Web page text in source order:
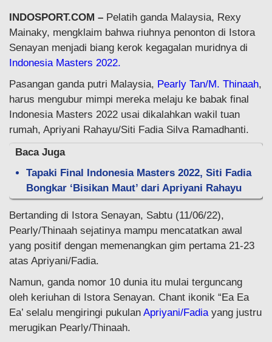
INDOSPORT.COM – Pelatih ganda Malaysia, Rexy
Mainaky, mengklaim bahwa riuhnya penonton di Istora
Senayan menjadi biang kerok kegagalan muridnya di
Indonesia Masters 2022.
Pasangan ganda putri Malaysia, Pearly Tan/M. Thinaah,
harus mengubur mimpi mereka melaju ke babak final
Indonesia Masters 2022 usai dikalahkan wakil tuan
rumah, Apriyani Rahayu/Siti Fadia Silva Ramadhanti.
Baca Juga
Tapaki Final Indonesia Masters 2022, Siti Fadia
Bongkar ‘Bisikan Maut’ dari Apriyani Rahayu
Bertanding di Istora Senayan, Sabtu (11/06/22),
Pearly/Thinaah sejatinya mampu mencatatkan awal
yang positif dengan memenangkan gim pertama 21-23
atas Apriyani/Fadia.
Namun, ganda nomor 10 dunia itu mulai terguncang
oleh keriuhan di Istora Senayan. Chant ikonik “Ea Ea
Ea’ selalu mengiringi pukulan Apriyani/Fadia yang justru
merugikan Pearly/Thinaah.